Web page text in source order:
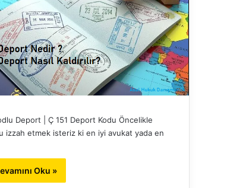
Deport | Ç 151 Deport Kodu Öncelikle
izzah etmek isteriz ki en iyi avukat yada en
Oku »